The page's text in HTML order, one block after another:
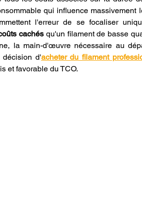
qui influence massivement
l'erreur de se focaliser
cachés qu'un filament de basse
la main-d'œuvre nécessaire au
décision d'acheter du filament
et favorable du TCO.